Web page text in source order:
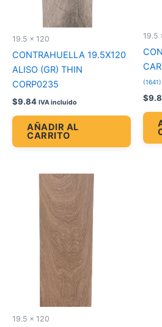
19.5 x 120
CONTRAHUELLA 19.5X120
ALISO (GR) THIN
CORP0235
$9.84 IVA incluido
AÑADIR AL
CARRITO
19.5
(1641)
$
19.5 x 120